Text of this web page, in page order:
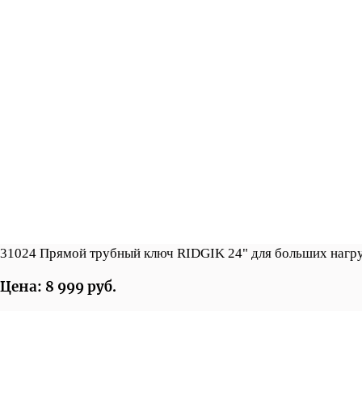
31024 Прямой трубный ключ RIDGIK 24" для больших
Цена: 8 999 руб.